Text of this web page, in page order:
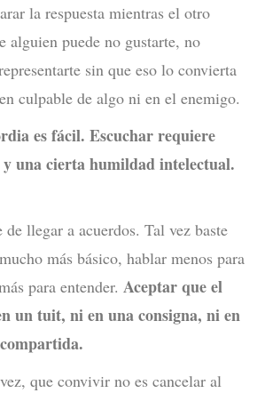
la respuesta mientras el otro
alguien puede no gustarte, no
sin que eso lo convierta
culpable de algo ni en el enemigo.
es fácil. Escuchar requiere
una cierta humildad intelectual.
de llegar a acuerdos. Tal vez baste
más básico, hablar menos para
para entender. Aceptar que el
un tuit, ni en una consigna, ni en
que convivir no es cancelar al